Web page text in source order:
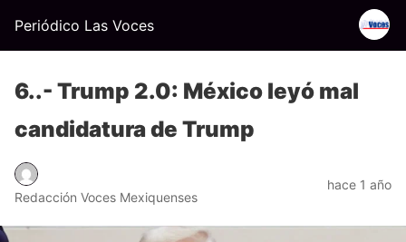
Periódico Las Voces
6..- Trump 2.0: México leyó mal
candidatura de Trump
Redacción Voces Mexiquenses
hace 1 año